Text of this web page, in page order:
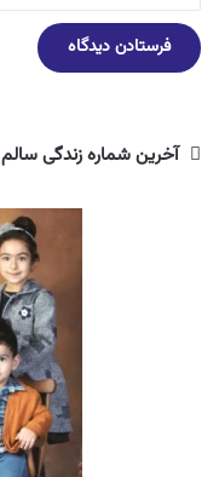
آخرین شماره زندگی سالم